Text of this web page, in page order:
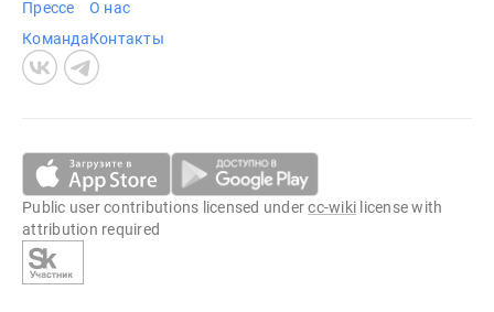
Прессе
Команда
О нас
Контакты
Public user contributions licensed undercc-wiki license with
attribution required